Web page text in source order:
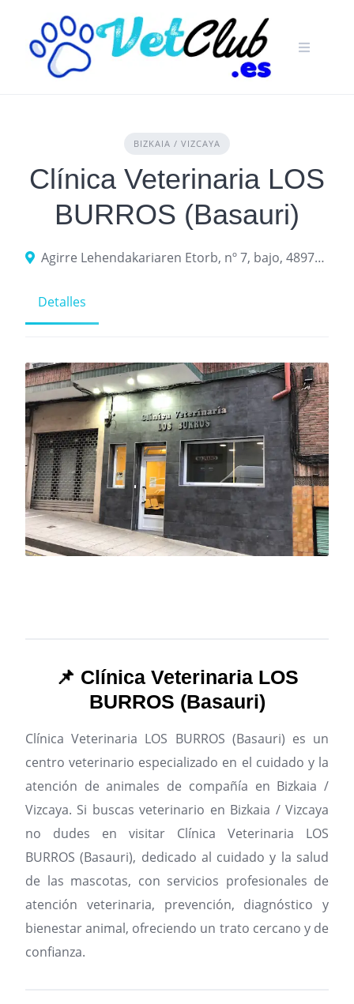
content
BIZKAIA / VIZCAYA
Clínica Veterinaria LOS
BURROS (Basauri)
Agirre Lehendakariaren Etorb, nº 7, bajo, 48970 Basauri, Biscay
Detalles
📌 Clínica Veterinaria LOS
BURROS (Basauri)
Clínica Veterinaria LOS BURROS (Basauri) es un
centro veterinario especializado en el cuidado y la
atención de animales de compañía en Bizkaia /
Vizcaya. Si buscas veterinario en Bizkaia / Vizcaya
no dudes en visitar Clínica Veterinaria LOS
BURROS (Basauri), dedicado al cuidado y la salud
de las mascotas, con servicios profesionales de
atención veterinaria, prevención, diagnóstico y
bienestar animal, ofreciendo un trato cercano y de
confianza.